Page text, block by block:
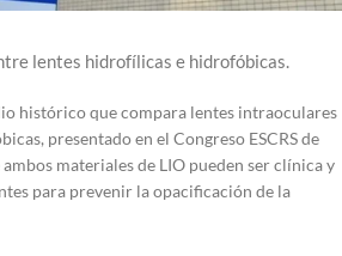
lentes hidrofílicas e hidrofóbicas.
histórico que compara lentes intraoculares
presentado en el Congreso ESCRS de
materiales de LIO pueden ser clínica y
para prevenir la opacificación de la